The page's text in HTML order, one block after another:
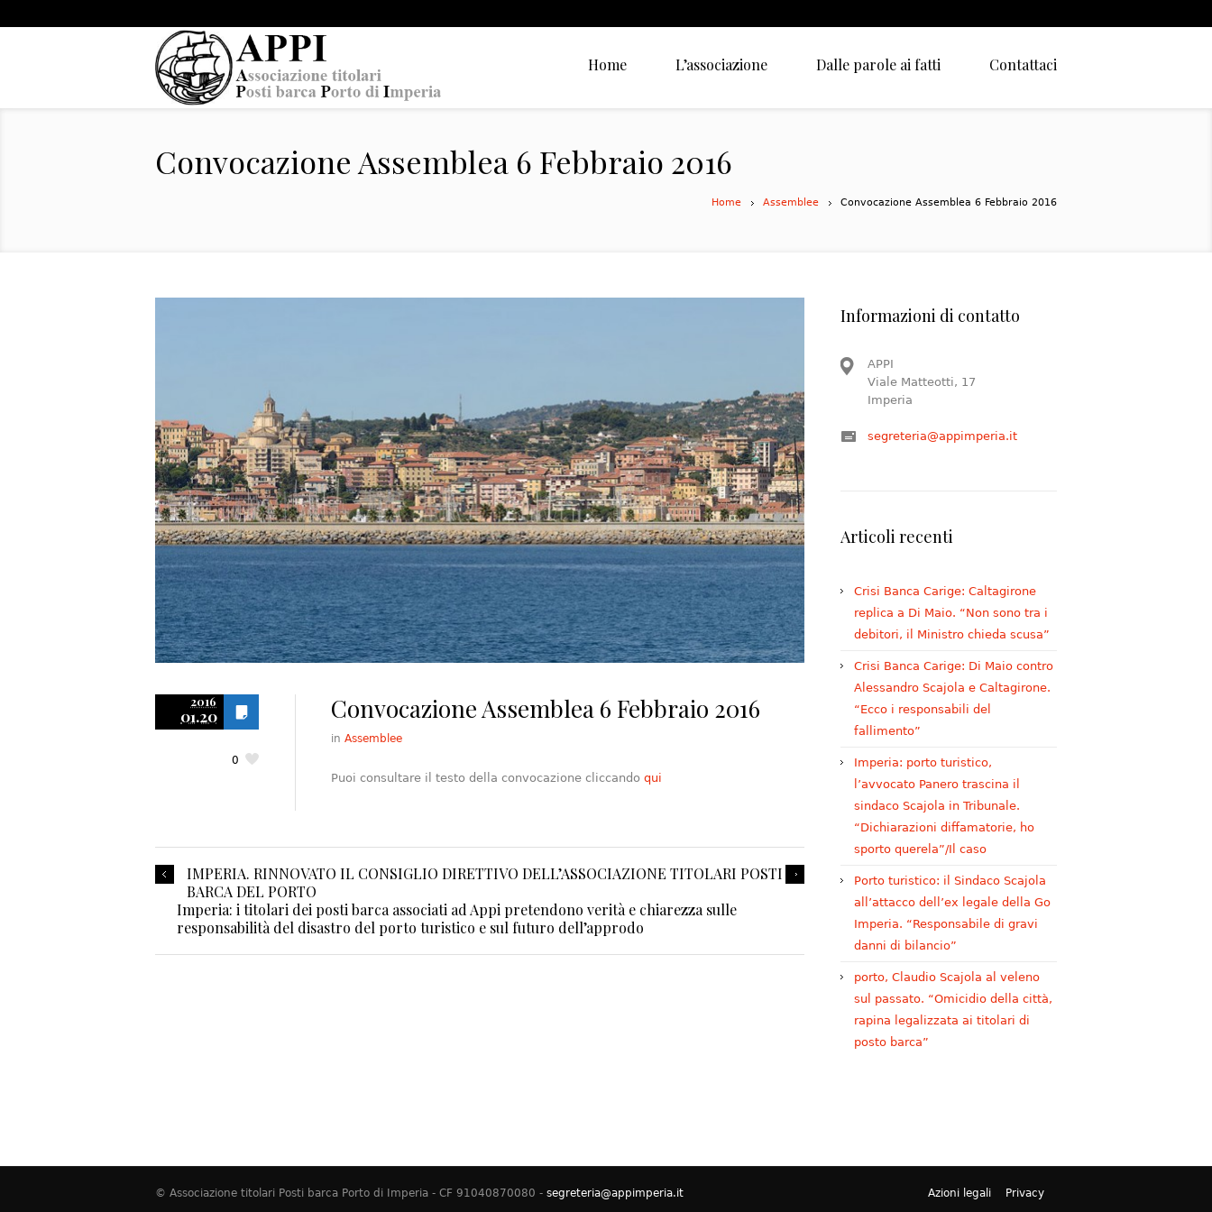
Home L’associazione Dalle parole ai fatti Contattaci
Convocazione Assemblea 6 Febbraio 2016
Home Assemblee Convocazione Assemblea 6 Febbraio 2016
2016
01.20
0
Convocazione Assemblea 6 Febbraio 2016
in Assemblee
Puoi consultare il testo della convocazione cliccando qui
IMPERIA. RINNOVATO IL CONSIGLIO DIRETTIVO DELL’ASSOCIAZIONE TITOLARI POSTI
BARCA DEL PORTO
Imperia: i titolari dei posti barca associati ad Appi pretendono verità e chiarezza sulle
responsabilità del disastro del porto turistico e sul futuro dell’approdo
Informazioni di contatto
APPI
Viale Matteotti, 17
Imperia
segreteria@appimperia.it
Articoli recenti
Crisi Banca Carige: Caltagirone
replica a Di Maio. “Non sono tra i
debitori, il Ministro chieda scusa”
Crisi Banca Carige: Di Maio contro
Alessandro Scajola e Caltagirone.
“Ecco i responsabili del
fallimento”
Imperia: porto turistico,
l’avvocato Panero trascina il
sindaco Scajola in Tribunale.
“Dichiarazioni diffamatorie, ho
sporto querela”/Il caso
Porto turistico: il Sindaco Scajola
all’attacco dell’ex legale della Go
Imperia. “Responsabile di gravi
danni di bilancio”
porto, Claudio Scajola al veleno
sul passato. “Omicidio della città,
rapina legalizzata ai titolari di
posto barca”
Azioni legali Privacy
© Associazione titolari Posti barca Porto di Imperia - CF 91040870080 - segreteria@appimperia.it